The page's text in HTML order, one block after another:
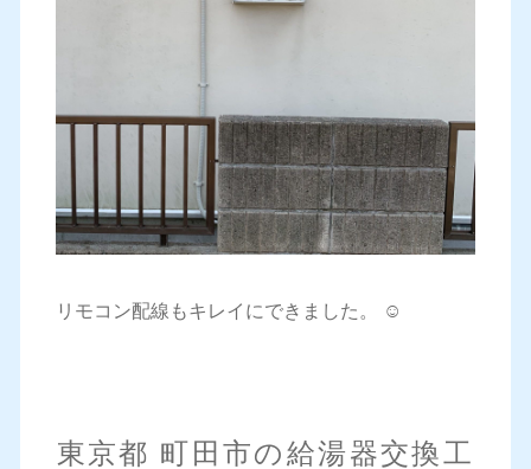
リモコン配線もキレイにできました。 ☺️
東京都 町田市の給湯器交換工